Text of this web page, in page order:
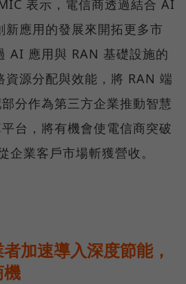
表示，電信商透過結合 AI
新應用的發展來開拓更多市
AI 應用與 RAN 基礎設施的
資源分配與效能，將 RAN 端
分作為第三方企業推動智慧
台，將有機會使電信商突破
企業客戶市場斬獲營收。
加速導入深度節能，